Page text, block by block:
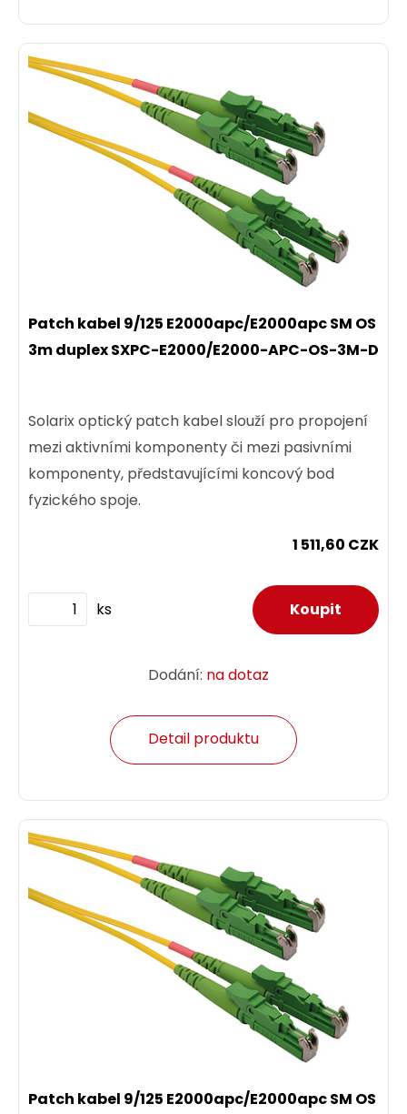
Patch kabel 9/125 E2000apc/E2000apc SM OS
3m duplex SXPC-E2000/E2000-APC-OS-3M-D
Solarix optický patch kabel slouží pro propojení
mezi aktivními komponenty či mezi pasivními
komponenty, představujícími koncový bod
fyzického spoje.
1 511,60 CZK
ks
Dodání: na dotaz
Detail produktu
Patch kabel 9/125 E2000apc/E2000apc SM OS